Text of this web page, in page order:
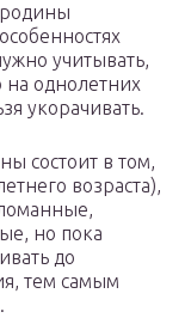
учитывать,
однолетних
укорачивать.
состоит в том,
возраста),
но пока
до
тем самым